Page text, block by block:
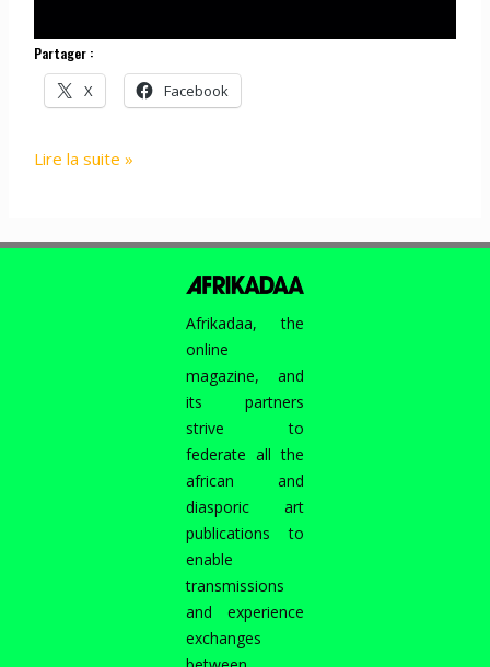
Partager :
X Facebook
Appel
Lire la suite »
Afrikadaa, the
online
magazine, and
its partners
strive to
federate all the
african and
diasporic art
publications to
enable
transmissions
and experience
exchanges